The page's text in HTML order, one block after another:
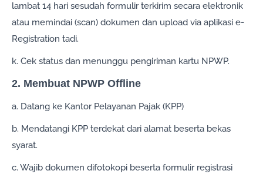
lambat 14 hari sesudah formulir terkirim secara elektronik
atau memindai (scan) dokumen dan upload via aplikasi e-
Registration tadi.
k. Cek status dan menunggu pengiriman kartu NPWP.
2. Membuat NPWP Offline
a. Datang ke Kantor Pelayanan Pajak (KPP)
b. Mendatangi KPP terdekat dari alamat beserta bekas
syarat.
c. Wajib dokumen difotokopi beserta formulir registrasi